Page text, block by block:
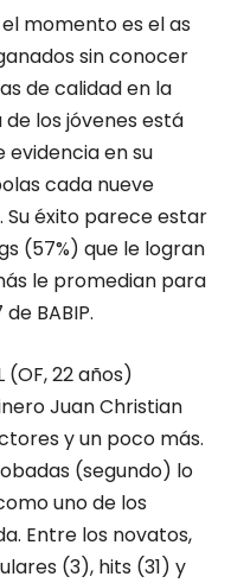
momento es el as
sin conocer
de calidad en la
los jóvenes está
en su
cada nueve
Su éxito parece estar
(57%) que le logran
le promedian para
BABIP.
(OF, 22 años)
Juan Christian
y un poco más.
(segundo) lo
uno de los
Entre los novatos,
(3), hits (31) y